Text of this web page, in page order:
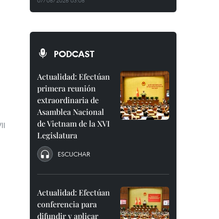
PODCAST
Actualidad: Efectúan
primera reunión
extraordinaria de
Asamblea Nacional
de Vietnam de la XVI
Legislatura
ESCUCHAR
Actualidad: Efectúan
conferencia para
difundir y aplicar